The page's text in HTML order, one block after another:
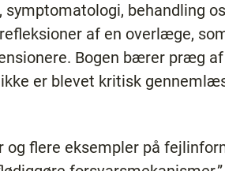
symptomatologi, behandling
af en overlæge,
Bogen bærer præg
er blevet kritisk
og flere eksempler på